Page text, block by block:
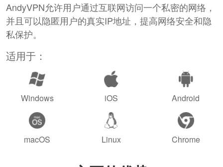
AndyVPN允许用户通过互联网访问一个私密的网络，
并且可以隐匿用户的真实IP地址，提高网络安全和隐
私保护。
适用于：
Windows iOS Android
macOS Linux Chrome